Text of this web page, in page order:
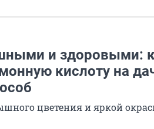
и здоровыми:
кислоту на
цветения и яркой